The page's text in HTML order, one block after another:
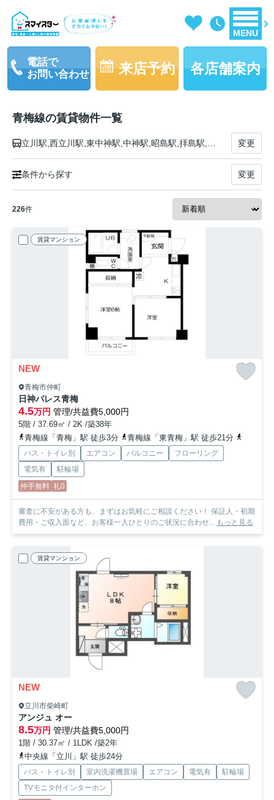
MENU
電話で
お問い合わせ
来店予約 各店舗案内
青梅線の賃貸物件一覧
変更
条件から探す 変更
226件
賃貸マンション
NEW
青梅市仲町
日神パレス青梅
4.5万円 管理/共益費5,000円
5階 / 37.69㎡ / 2K /築38年
青梅線「青梅」駅 徒歩3分
青梅線「東青梅」駅 徒歩21分
バス・トイレ別 エアコン バルコニー
フローリング
電気有
駐輪場
仲手無料 礼0
審査に不安がある方も、まずはお気軽にご相談ください！ 保証人・初期
費用・ご収入面など、お客様一人ひとりのご状況に合わせ... もっと見る
賃貸マンション
NEW
立川市柴崎町
アンジュ オー
8.5万円 管理/共益費5,000円
1階 / 30.37㎡ / 1LDK /築2年
中央線「立川」駅 徒歩24分
バス・トイレ別 室内洗濯機置場 エアコン 電気有
駐輪場
TVモニタ付インターホン